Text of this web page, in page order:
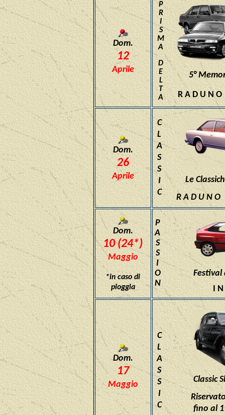
Dom.
12
Aprile
P
R
I
S
M
A
D
E
L
T
A
5°
R A D U N O
Dom.
26
Aprile
C
L
A
S
S
I
C
Le
R A D U N O
Dom.
10 (24*)
Maggio
*in caso di
pioggia
P
A
S
S
I
O
N
Festival
I N
Dom.
17
Maggio
C
L
A
S
S
I
C
Classic
fino al